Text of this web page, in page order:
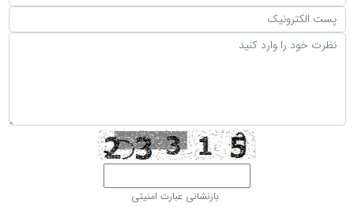
بازنشانی عبارت امنیتی